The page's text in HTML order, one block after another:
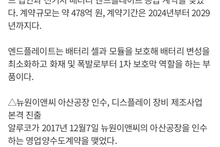
다. 계약규모는 약 478억 원, 계약기간은 2024년부터 2029
년까지다.
엔드플레이트는 배터리 셀과 모듈을 보호해 배터리 변성을
최소화하고 화재 및 폭발로부터 1차 보호막 역할을 하는 부
품이다.
△뉴원이앤씨 아산공장 인수, 디스플레이 장비 제조사업
본격 진출
알루코가 2017년 12월7일 뉴원이앤씨의 아산공장을 인수
하는 영업양수도계약을 맺었다.